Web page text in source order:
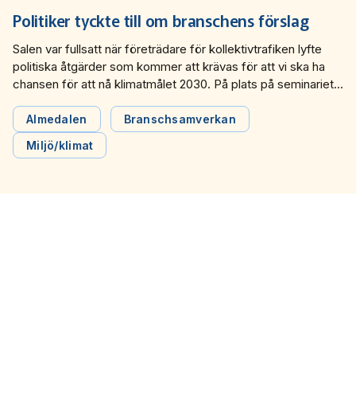
Politiker tyckte till om branschens förslag
Salen var fullsatt när företrädare för kollektivtrafiken lyfte
politiska åtgärder som kommer att krävas för att vi ska ha
chansen för att nå klimatmålet 2030. På plats på seminariet
kommenterade förslagen och delade sina egna visioner för
kollektivtrafiken.
Almedalen
Branschsamverkan
Miljö/klimat